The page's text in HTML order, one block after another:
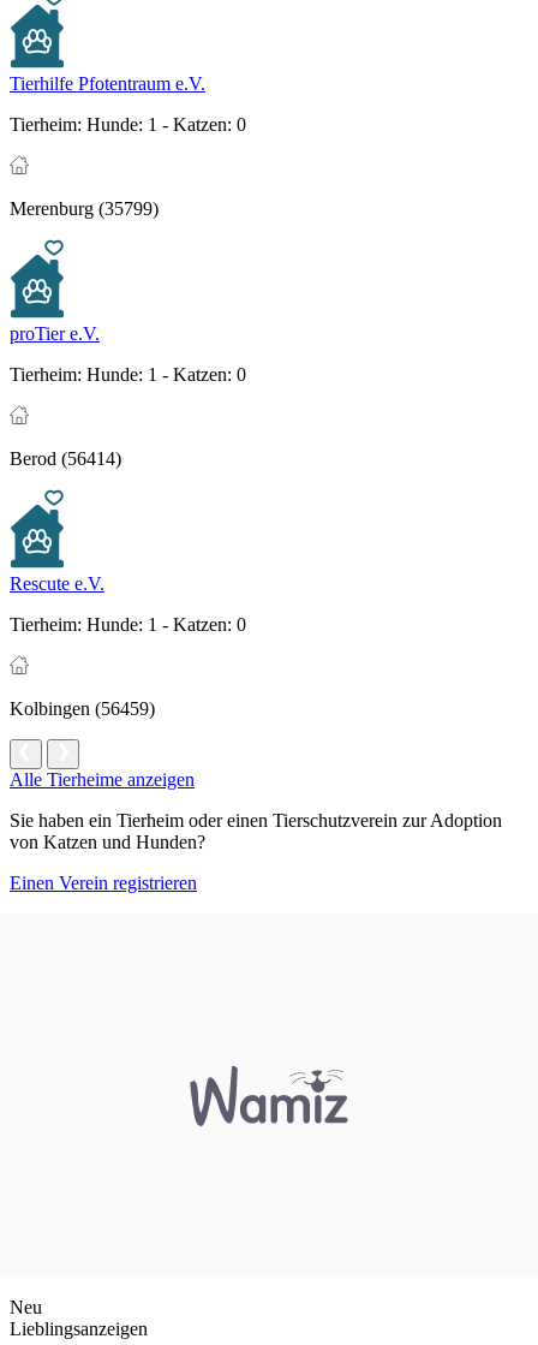
Tierhilfe Pfotentraum e.V.
Tierheim: Hunde: 1 - Katzen: 0
Merenburg (35799)
proTier e.V.
Tierheim: Hunde: 1 - Katzen: 0
Berod (56414)
Rescute e.V.
Tierheim: Hunde: 1 - Katzen: 0
Kolbingen (56459)
Alle Tierheime anzeigen
Sie haben ein Tierheim oder einen Tierschutzverein zur Adoption
von Katzen und Hunden?
Einen Verein registrieren
Neu
Lieblingsanzeigen